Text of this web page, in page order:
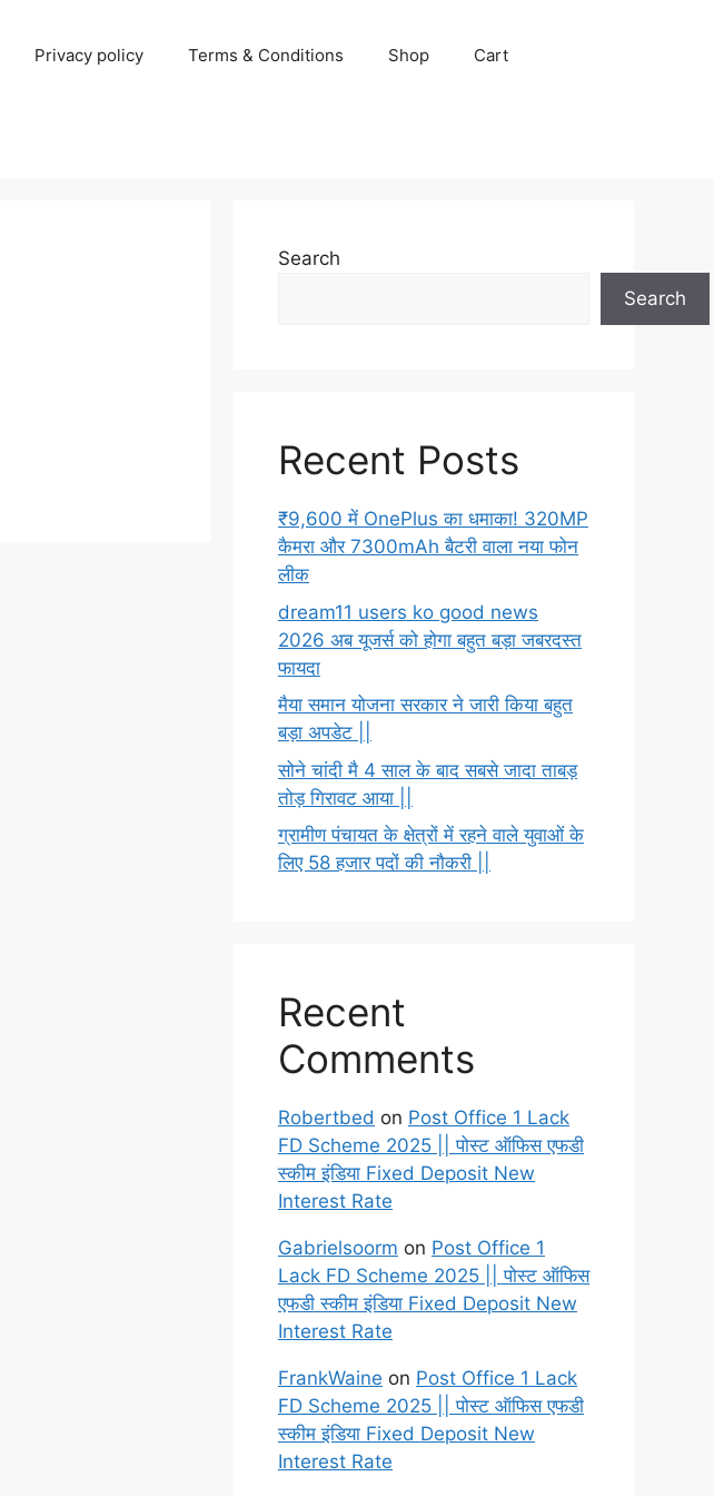
Privacy policy Terms & Conditions Shop Cart
Search
Search
Recent Posts
₹9,600 में OnePlus का धमाका! 320MP
कैमरा और 7300mAh बैटरी वाला नया फोन
लीक
dream11 users ko good news
2026 अब यूजर्स को होगा बहुत बड़ा जबरदस्त
फायदा
मैया समान योजना सरकार ने जारी किया बहुत
बड़ा अपडेट ||
सोने चांदी मै 4 साल के बाद सबसे जादा ताबड़
तोड़ गिरावट आया ||
ग्रामीण पंचायत के क्षेत्रों में रहने वाले युवाओं के
लिए 58 हजार पदों की नौकरी ||
Recent
Comments
Robertbed on Post Office 1 Lack
FD Scheme 2025 || पोस्ट ऑफिस एफडी
स्कीम इंडिया Fixed Deposit New
Interest Rate
Gabrielsoorm on Post Office 1
Lack FD Scheme 2025 || पोस्ट ऑफिस
एफडी स्कीम इंडिया Fixed Deposit New
Interest Rate
FrankWaine on Post Office 1 Lack
FD Scheme 2025 || पोस्ट ऑफिस एफडी
स्कीम इंडिया Fixed Deposit New
Interest Rate